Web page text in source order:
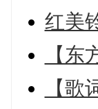
红美
【
【